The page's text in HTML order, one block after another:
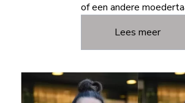
of een andere
Lees meer